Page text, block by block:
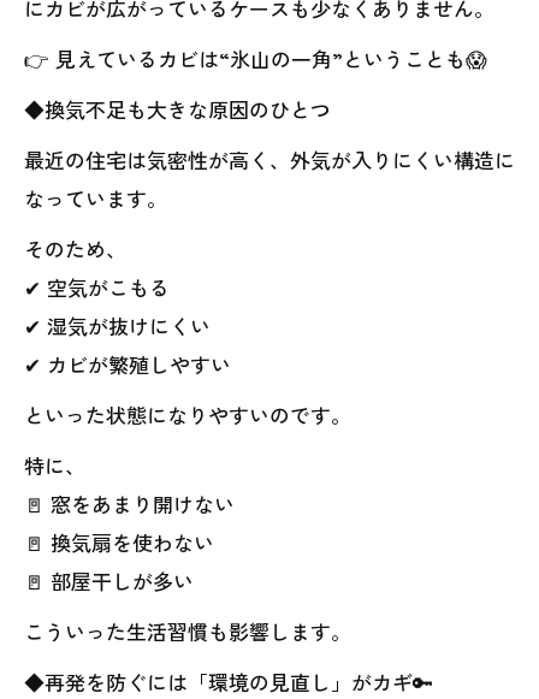
にカビが広がっているケースも少なくありません。
👉 見えているカビは“氷山の一角”ということも😱
◆換気不足も大きな原因のひとつ
最近の住宅は気密性が高く、外気が入りにくい構造に
なっています。
そのため、
✔ 空気がこもる
✔ 湿気が抜けにくい
✔ カビが繁殖しやすい
といった状態になりやすいのです。
特に、
🚪 窓をあまり開けない
🚪 換気扇を使わない
🚪 部屋干しが多い
こういった生活習慣も影響します。
◆再発を防ぐには「環境の見直し」がカギ🔑